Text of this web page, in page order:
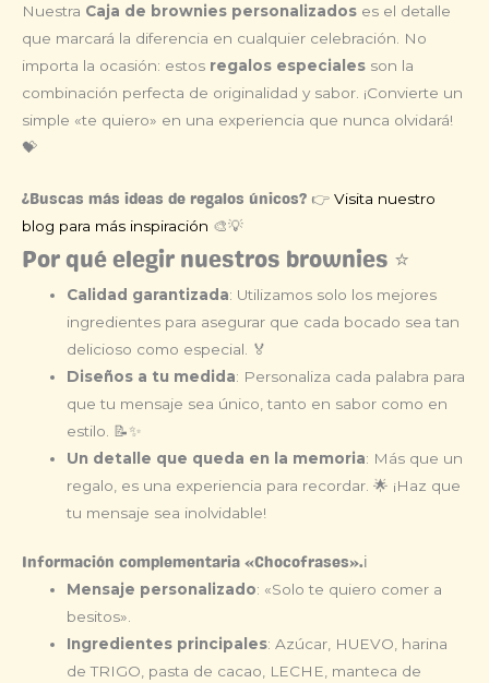
Nuestra Caja de brownies personalizados es el detalle
que marcará la diferencia en cualquier celebración. No
importa la ocasión: estos regalos especiales son la
combinación perfecta de originalidad y sabor. ¡Convierte un
simple «te quiero» en una experiencia que nunca olvidará!
💝
¿Buscas más ideas de regalos únicos? 👉 Visita nuestro
blog para más inspiración 🎨💡
Por qué elegir nuestros brownies ⭐
Calidad garantizada: Utilizamos solo los mejores
ingredientes para asegurar que cada bocado sea tan
delicioso como especial. 🏅
Diseños a tu medida: Personaliza cada palabra para
que tu mensaje sea único, tanto en sabor como en
estilo. 📝✨
Un detalle que queda en la memoria: Más que un
regalo, es una experiencia para recordar. 🌟 ¡Haz que
tu mensaje sea inolvidable!
Información complementaria «Chocofrases».ℹ️
Mensaje personalizado: «Solo te quiero comer a
besitos».
Ingredientes principales: Azúcar, HUEVO, harina
de TRIGO, pasta de cacao, LECHE, manteca de